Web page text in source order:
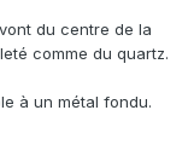
du centre de la
comme du quartz.
à un métal fondu.